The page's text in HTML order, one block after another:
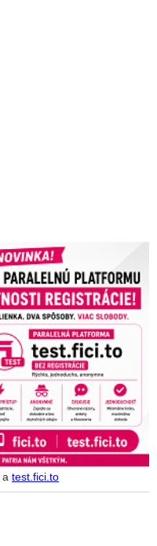
a test.fici.to